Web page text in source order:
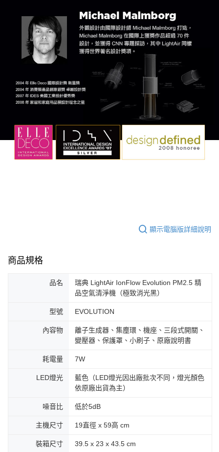
顯示電腦版詳細說明
商品規格
品名
瑞典 LightAir IonFlow Evolution PM2.5 精
品空氣清淨機（極致消光黑）
型號 EVOLUTION
內容物
離子生成器、集塵環、機座、三段式開關、
變壓器、保護罩、小刷子、原廠說明書
耗電量 7W
LED燈光
藍色（LED燈光因出廠批次不同，燈光顏色
依原廠出貨為主）
噪音比 低於5dB
主機尺寸 19直徑 x 59高 cm
裝箱尺寸 39.5 x 23 x 43.5 cm